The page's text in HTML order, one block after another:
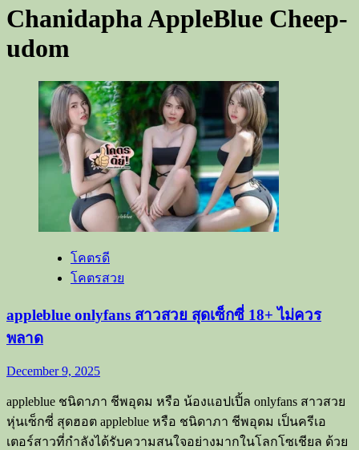
Chanidapha AppleBlue Cheep-
udom
โคตรดี
โคตรสวย
appleblue onlyfans สาวสวย สุดเซ็กซี่ 18+ ไม่ควร
พลาด
December 9, 2025
appleblue ชนิดาภา ชีพอุดม หรือ น้องแอปเปิ้ล onlyfans สาวสวย
หุ่นเซ็กซี่ สุดฮอต appleblue หรือ ชนิดาภา ชีพอุดม เป็นครีเอ
เตอร์สาวที่กำลังได้รับความสนใจอย่างมากในโลกโซเชียล ด้วย